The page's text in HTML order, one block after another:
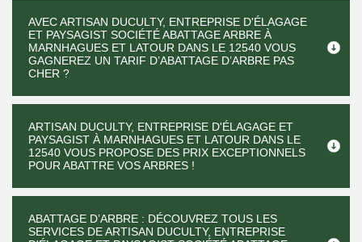
AVEC ARTISAN DUCULTY, ENTREPRISE D'ÉLAGAGE
ET PAYSAGIST SOCIÉTÉ ABATTAGE ARBRE À
MARNHAGUES ET LATOUR DANS LE 12540 VOUS
GAGNEREZ UN TARIF D’ABATTAGE D’ARBRE PAS
CHER ?
ARTISAN DUCULTY, ENTREPRISE D'ÉLAGAGE ET
PAYSAGIST À MARNHAGUES ET LATOUR DANS LE
12540 VOUS PROPOSE DES PRIX EXCEPTIONNELS
POUR ABATTRE VOS ARBRES !
ABATTAGE D’ARBRE : DÉCOUVREZ TOUS LES
SERVICES DE ARTISAN DUCULTY, ENTREPRISE